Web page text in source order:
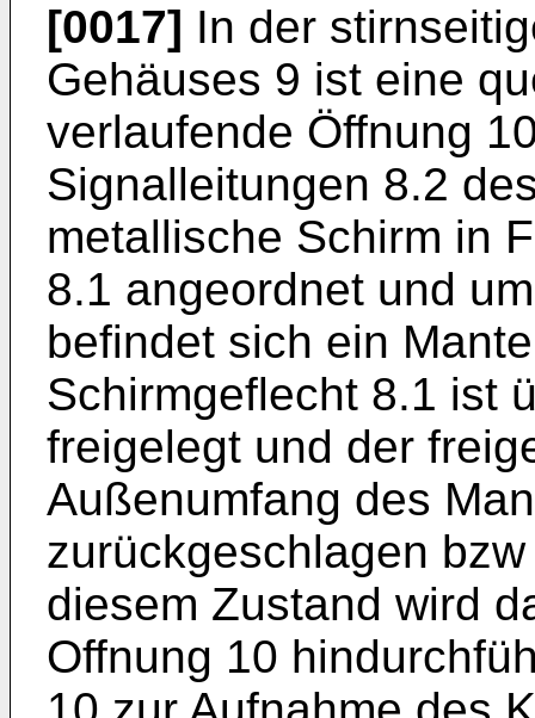
[0017] In der
Gehäuses 9 ist eine
verlaufende Öffnung
Signalleitungen 8.2
metallische Schirm in
8.1 angeordnet und
befindet sich ein
Schirmgeflecht 8.1 ist
freigelegt und der
Außenumfang des
zurückgeschlagen
diesem Zustand wird
Offnung 10